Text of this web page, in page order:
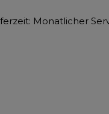
Monatlicher